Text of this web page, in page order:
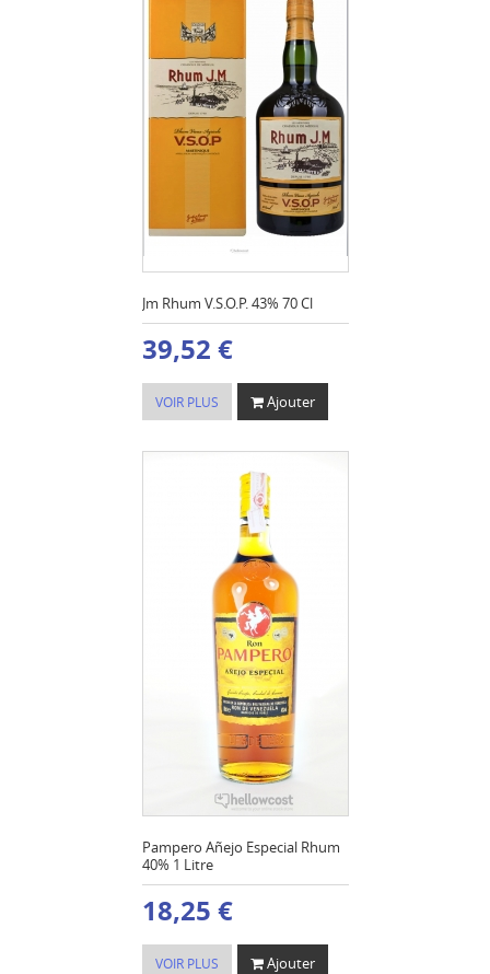
Jm Rhum V.S.O.P. 43% 70 Cl
39,52 €
VOIR PLUS Ajouter
Pampero Añejo Especial Rhum
40% 1 Litre
18,25 €
VOIR PLUS Ajouter